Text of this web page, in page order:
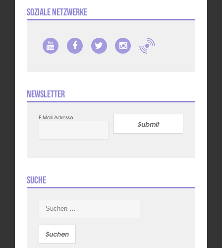
Soziale Netzwerke
Newsletter
E-Mail Adresse
Submit
Suche
nach: